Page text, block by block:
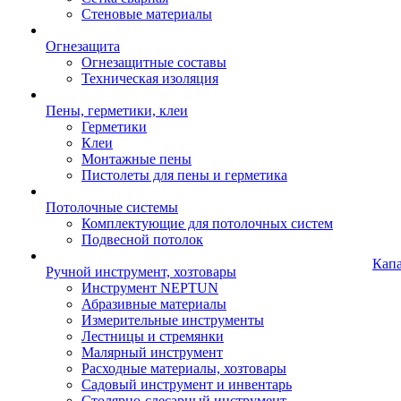
Стеновые материалы
Огнезащита
Огнезащитные составы
Техническая изоляция
Пены, герметики, клеи
Герметики
Клеи
Монтажные пены
Пистолеты для пены и герметика
Потолочные системы
Комплектующие для потолочных систем
Подвесной потолок
Ручной инструмент, хозтовары
Инструмент NEPTUN
Абразивные материалы
Измерительные инструменты
Лестницы и стремянки
Малярный инструмент
Расходные материалы, хозтовары
Садовый инструмент и инвентарь